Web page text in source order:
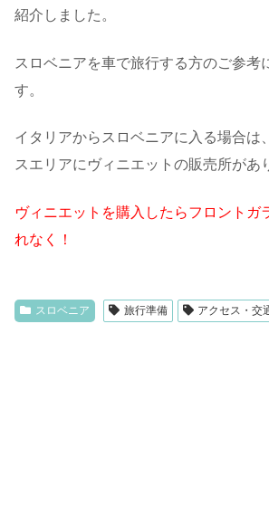
紹介しました。
スロベニアを車で旅行する方のご参考
す。
イタリアからスロベニアに入る場合は
スエリアにヴィニエットの販売所があ
ヴィニエットを購入したらフロントガ
れなく！
スロベニア 旅行準備 アクセス・交